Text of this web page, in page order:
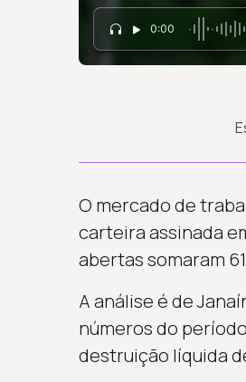
0:00
O mercado de
carteira assinada
abertas somaram
A análise é de
números do
destruição líquida